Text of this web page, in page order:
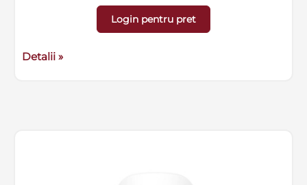
culoare alba, alimentare 12VDC, dimensiuni 65.7 x
103.8 x 45.5 mm, greutate 100g
Login pentru pret
Detalii »